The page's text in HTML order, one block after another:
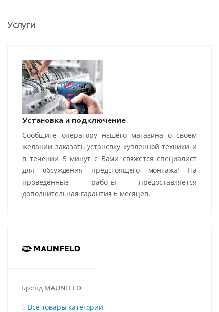
Услуги
Установка и подключение
Сообщите оператору нашего магазина о своем
желании заказать установку купленной техники и
в течении 5 минут с Вами свяжется специалист
для обсуждения предстоящего монтажа! На
проведенные работы предоставляется
дополнительная гарантия 6 месяцев.
Бренд MAUNFELD
Все товары категории